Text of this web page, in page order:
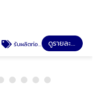
รับผลิตท่อแอร์สแตนเลส ดูรายละเอียด